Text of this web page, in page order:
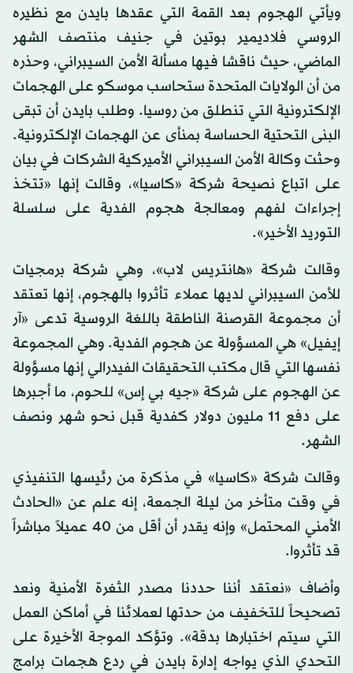
ويأتي الهجوم بعد القمة التي عقدها بايدن مع نظيره
الروسي فلاديمير بوتين في جنيف منتصف الشهر
الماضي، حيث ناقشا فيها مسألة الأمن السيبراني، وحذره
من أن الولايات المتحدة ستحاسب موسكو على الهجمات
الإلكترونية التي تنطلق من روسيا. وطلب بايدن أن تبقى
البنى التحتية الحساسة بمنأى عن الهجمات الإلكترونية.
وحثت وكالة الأمن السيبراني الأميركية الشركات في بيان
على اتباع نصيحة شركة «كاسيا»، وقالت إنها «تتخذ
إجراءات لفهم ومعالجة هجوم الفدية على سلسلة
التوريد الأخير».
وقالت شركة «هانتريس لاب»، وهي شركة برمجيات
للأمن السيبراني لديها عملاء تأثروا بالهجوم، إنها تعتقد
أن مجموعة القرصنة الناطقة باللغة الروسية تدعى «آر
إيفيل» هي المسؤولة عن هجوم الفدية. وهي المجموعة
نفسها التي قال مكتب التحقيقات الفيدرالي إنها مسؤولة
عن الهجوم على شركة «جيه بي إس» للحوم، ما أجبرها
على دفع 11 مليون دولار كفدية قبل نحو شهر ونصف
الشهر.
وقالت شركة «كاسيا» في مذكرة من رئيسها التنفيذي
في وقت متأخر من ليلة الجمعة، إنه علم عن «الحادث
الأمني المحتمل» وإنه يقدر أن أقل من 40 عميلاً مباشراً
قد تأثروا.
وأضاف «نعتقد أننا حددنا مصدر الثغرة الأمنية ونعد
تصحيحاً للتخفيف من حدتها لعملائنا في أماكن العمل
التي سيتم اختبارها بدقة». وتؤكد الموجة الأخيرة على
التحدي الذي يواجه إدارة بايدن في ردع هجمات برامج